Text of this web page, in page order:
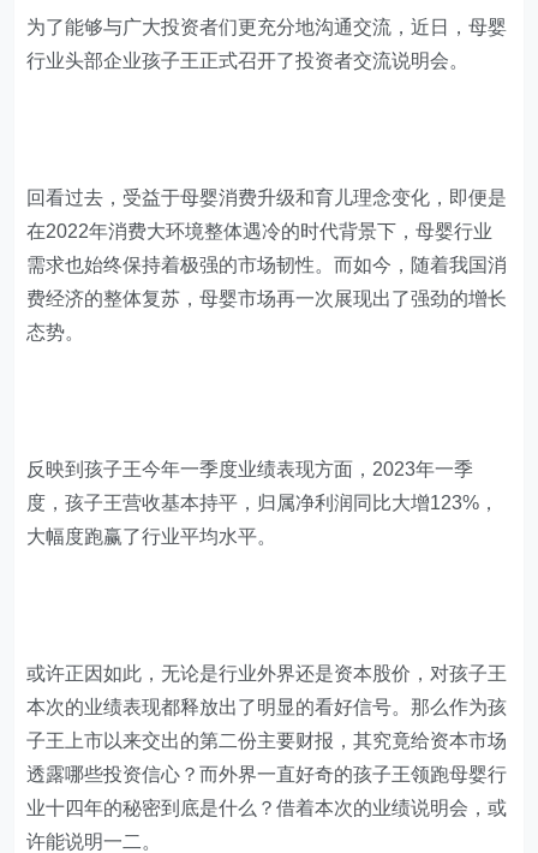
为了能够与广大投资者们更充分地沟通交流，近日，母婴
行业头部企业孩子王正式召开了投资者交流说明会。
回看过去，受益于母婴消费升级和育儿理念变化，即便是
在2022年消费大环境整体遇冷的时代背景下，母婴行业
需求也始终保持着极强的市场韧性。而如今，随着我国消
费经济的整体复苏，母婴市场再一次展现出了强劲的增长
态势。
反映到孩子王今年一季度业绩表现方面，2023年一季
度，孩子王营收基本持平，归属净利润同比大增123%，
大幅度跑赢了行业平均水平。
或许正因如此，无论是行业外界还是资本股价，对孩子王
本次的业绩表现都释放出了明显的看好信号。那么作为孩
子王上市以来交出的第二份主要财报，其究竟给资本市场
透露哪些投资信心？而外界一直好奇的孩子王领跑母婴行
业十四年的秘密到底是什么？借着本次的业绩说明会，或
许能说明一二。